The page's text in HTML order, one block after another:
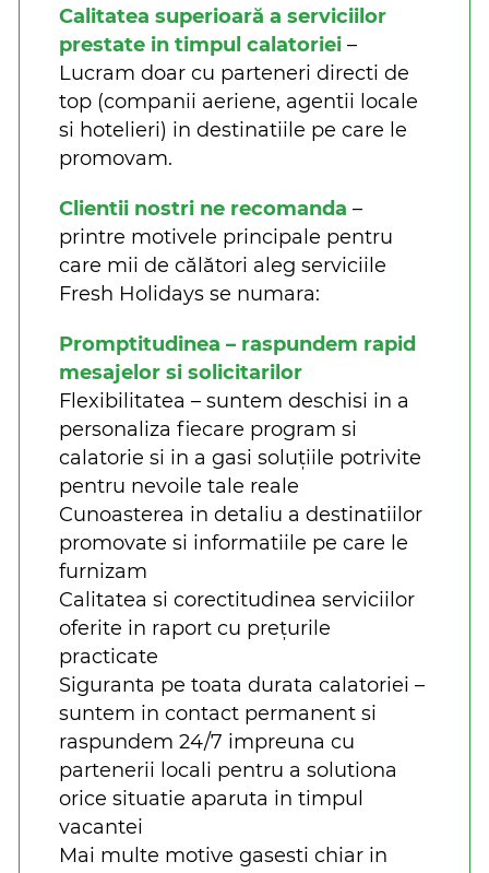
Calitatea superioară a serviciilor
prestate in timpul calatoriei –
Lucram doar cu parteneri directi de
top (companii aeriene, agentii locale
si hotelieri) in destinatiile pe care le
promovam.
Clientii nostri ne recomanda –
printre motivele principale pentru
care mii de călători aleg serviciile
Fresh Holidays se numara:
Promptitudinea – raspundem rapid
mesajelor si solicitarilor
Flexibilitatea – suntem deschisi in a
personaliza fiecare program si
calatorie si in a gasi soluțiile potrivite
pentru nevoile tale reale
Cunoasterea in detaliu a destinatiilor
promovate si informatiile pe care le
furnizam
Calitatea si corectitudinea serviciilor
oferite in raport cu prețurile
practicate
Siguranta pe toata durata calatoriei –
suntem in contact permanent si
raspundem 24/7 impreuna cu
partenerii locali pentru a solutiona
orice situatie aparuta in timpul
vacantei
Mai multe motive gasesti chiar in